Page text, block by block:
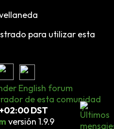
para utilizar esta
de esta comunidad
DST
versión 1.9.9